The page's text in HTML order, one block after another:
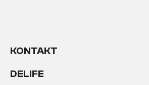
KONTAKT
DELIFE